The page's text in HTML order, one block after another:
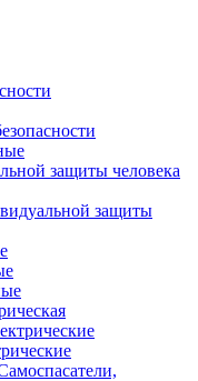
защиты человека
защиты